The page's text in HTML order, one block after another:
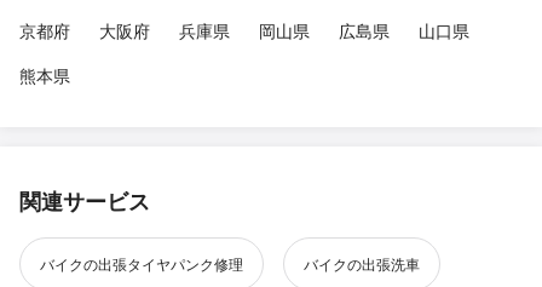
京都府
大阪府 兵庫県 岡山県 広島県
山口県
熊本県
関連サービス
バイクの出張タイヤパンク修理 バイクの出張洗車